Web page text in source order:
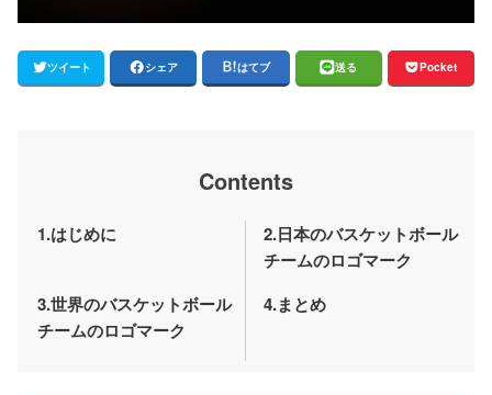
ツイート シェア はてブ 送る Pocket
Contents
1.はじめに
2.日本のバスケットボール
チームのロゴマーク
3.世界のバスケットボール
チームのロゴマーク
4.まとめ